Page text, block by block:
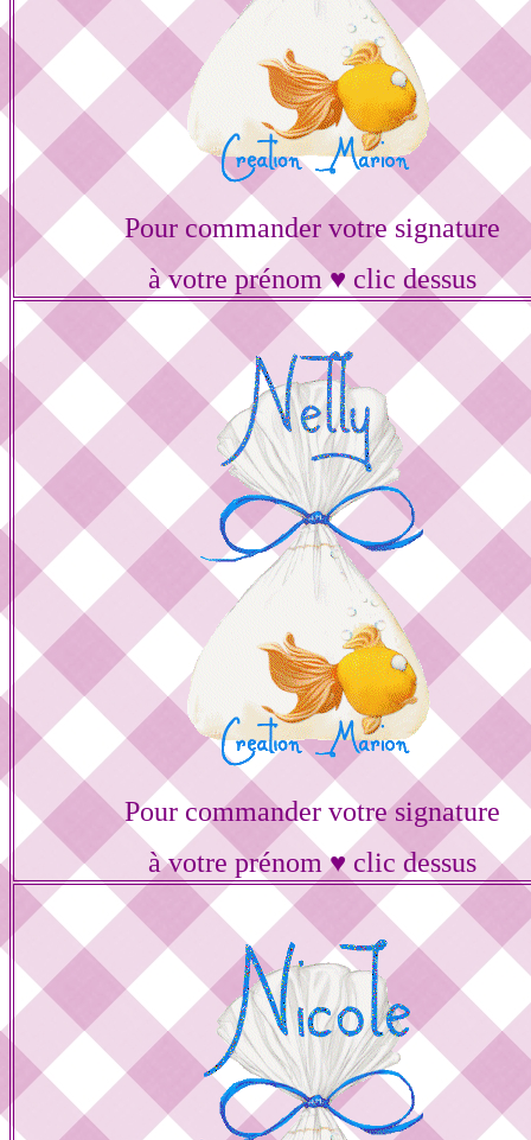
Pour commander votre signature
à votre prénom ♥ clic dessus
Pour commander votre signature
à votre prénom ♥ clic dessus